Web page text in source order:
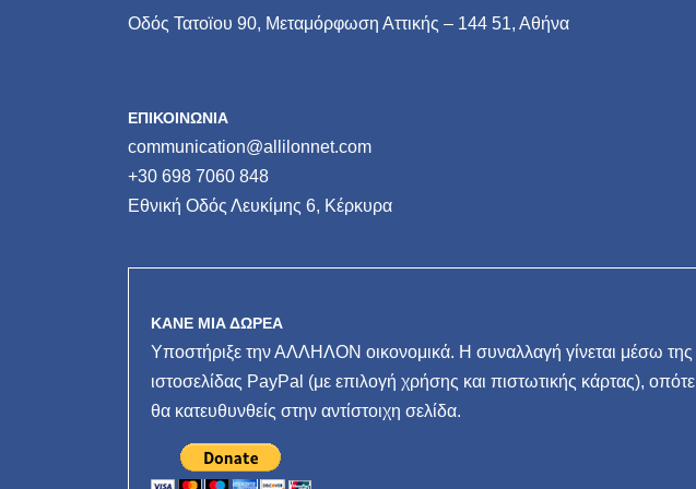
Οδός Τατοϊου 90, Μεταμόρφωση Αττικής – 144 51, Αθήνα
ΕΠΙΚΟΙΝΩΝΙΑ
communication@allilonnet.com
+30 698 7060 848
Εθνική Οδός Λευκίμης 6, Κέρκυρα
ΚΑΝΕ ΜΙΑ ΔΩΡΕΑ
Υποστήριξε την ΑΛΛΗΛΟΝ οικονομικά. Η συναλλαγή γίνεται μέσω της
ιστοσελίδας PayPal (με επιλογή χρήσης και πιστωτικής κάρτας), οπότε
θα κατευθυνθείς στην αντίστοιχη σελίδα.